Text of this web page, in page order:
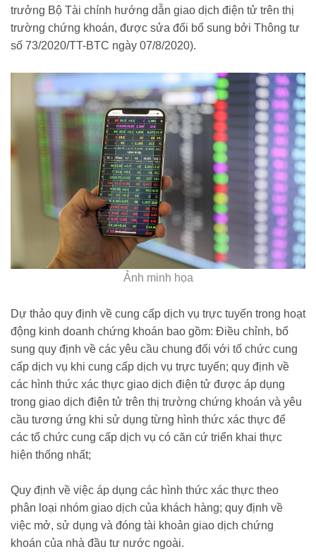
trưởng Bộ Tài chính hướng dẫn giao dịch điện tử trên thị
trường chứng khoán, được sửa đổi bổ sung bởi Thông tư
số 73/2020/TT-BTC ngày 07/8/2020).
Ảnh minh họa
Dự thảo quy định về cung cấp dịch vụ trực tuyến trong hoạt
động kinh doanh chứng khoán bao gồm: Điều chỉnh, bổ
sung quy định về các yêu cầu chung đối với tổ chức cung
cấp dịch vụ khi cung cấp dịch vụ trực tuyến; quy định về
các hình thức xác thực giao dịch điện tử được áp dụng
trong giao dịch điện tử trên thị trường chứng khoán và yêu
cầu tương ứng khi sử dụng từng hình thức xác thực để
các tổ chức cung cấp dịch vụ có căn cứ triển khai thực
hiện thống nhất;
Quy định về việc áp dụng các hình thức xác thực theo
phân loại nhóm giao dịch của khách hàng; quy định về
việc mở, sử dụng và đóng tài khoản giao dịch chứng
khoán của nhà đầu tư nước ngoài.